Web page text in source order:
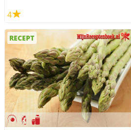
4
RECEPT